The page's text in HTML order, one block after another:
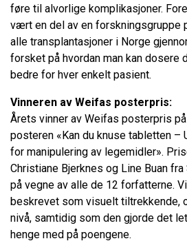
føre til alvorlige komplikasjoner.
vært en del av en forskningsgruppe
alle transplantasjoner i Norge
forsket på hvordan man kan dosere
bedre for hver enkelt pasient.
Vinneren av Weifas posterpris:
Årets vinner av Weifas posterpris
posteren «Kan du knuse tabletten –
for manipulering av legemidler».
Christiane Bjerknes og Line Buan
på vegne av alle de 12 forfatterne.
beskrevet som visuelt tiltrekkende,
nivå, samtidig som den gjorde det
henge med på poengene.